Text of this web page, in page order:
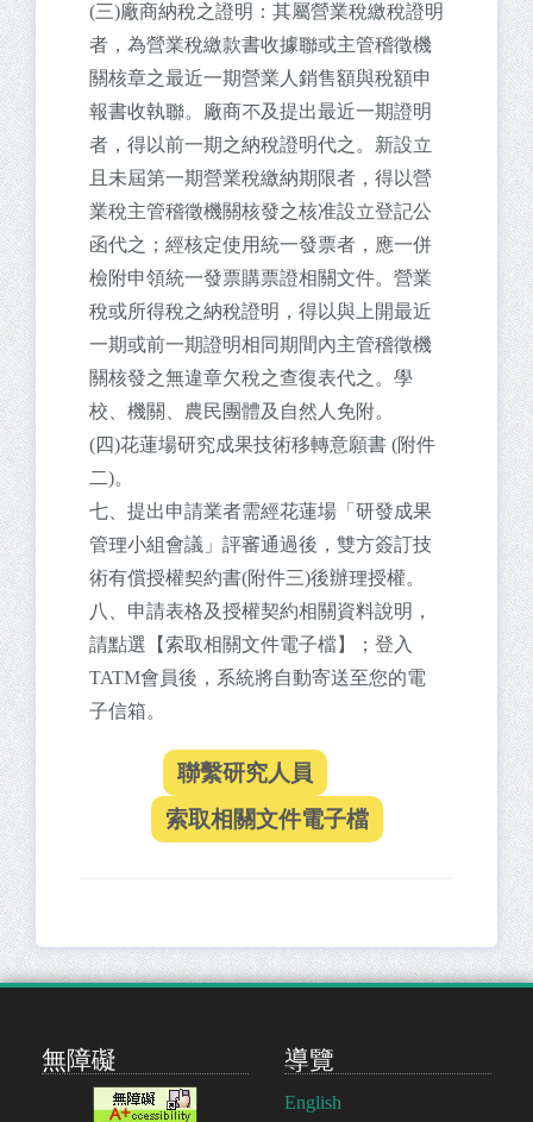
(三)廠商納稅之證明：其屬營業稅繳稅證明
者，為營業稅繳款書收據聯或主管稽徵機
關核章之最近一期營業人銷售額與稅額申
報書收執聯。廠商不及提出最近一期證明
者，得以前一期之納稅證明代之。新設立
且未屆第一期營業稅繳納期限者，得以營
業稅主管稽徵機關核發之核准設立登記公
函代之；經核定使用統一發票者，應一併
檢附申領統一發票購票證相關文件。營業
稅或所得稅之納稅證明，得以與上開最近
一期或前一期證明相同期間內主管稽徵機
關核發之無違章欠稅之查復表代之。學
校、機關、農民團體及自然人免附。
(四)花蓮場研究成果技術移轉意願書 (附件
二)。
七、提出申請業者需經花蓮場「研發成果
管理小組會議」評審通過後，雙方簽訂技
術有償授權契約書(附件三)後辦理授權。
八、申請表格及授權契約相關資料說明，
請點選【索取相關文件電子檔】；登入
TATM會員後，系統將自動寄送至您的電
子信箱。
無障礙 導覽
English